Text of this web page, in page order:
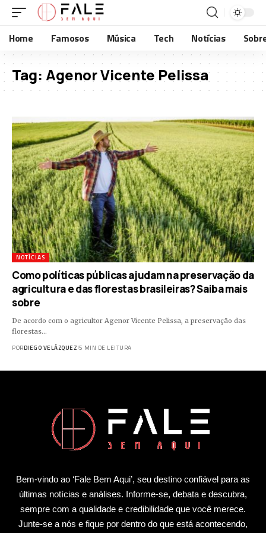
Home Famosos Música Tech Notícias
Tag: Agenor Vicente Pelissa
NOTÍCIAS
Como políticas públicas ajudam na preservação da
agricultura e das florestas brasileiras? Saiba mais
sobre
De acordo com o agricultor Agenor Vicente Pelissa, a preservação das
florestas…
PORDIEGO VELÁZQUEZ 5 MIN DE LEITURA
Bem-vindo ao ‘Fale Bem Aqui’, seu destino confiável para as
últimas notícias e análises. Informe-se, debata e descubra,
sempre com a qualidade e credibilidade que você merece.
Junte-se a nós e fique por dentro do que está acontecendo,